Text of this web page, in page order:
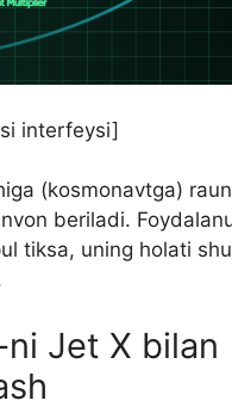
interfeysi]
(kosmonavtga)
beriladi.
tiksa, uning holati
ni Jet X bilan